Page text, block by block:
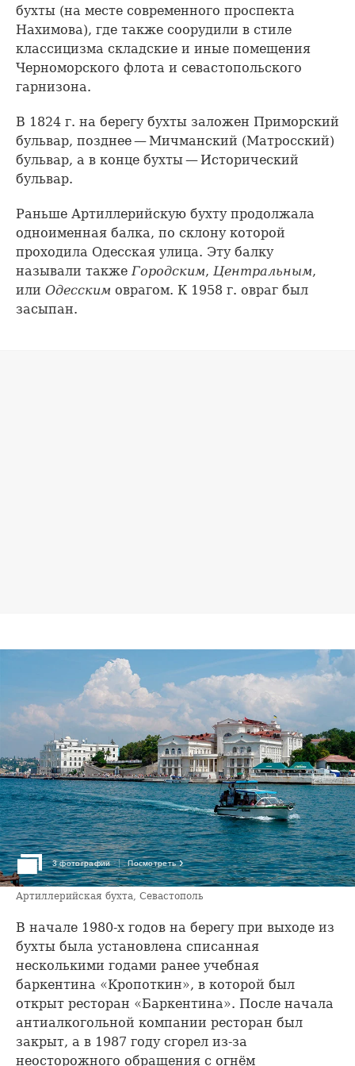
бухты (на месте современного проспекта
Нахимова), где также соорудили в стиле
классицизма складские и иные помещения
Черноморского флота и севастопольского
гарнизона.
В 1824 г. на берегу бухты заложен Приморский
бульвар, позднее — Мичманский (Матросский)
бульвар, а в конце бухты — Исторический
бульвар.
Раньше Артиллерийскую бухту продолжала
одноименная балка, по склону которой
проходила Одесская улица. Эту балку
называли такжеГородским, Центральным,
или Одесским оврагом. К 1958 г. овраг был
засыпан.
3 фотографии Посмотреть ›
Артиллерийская бухта, Севастополь
В начале 1980-х годов на берегу при выходе из
бухты была установлена списанная
несколькими годами ранее учебная
баркентина «Кропоткин», в которой был
открыт ресторан «Баркентина». После начала
антиалкогольной компании ресторан был
закрыт, а в 1987 году сгорел из-за
неосторожного обращения с огнём